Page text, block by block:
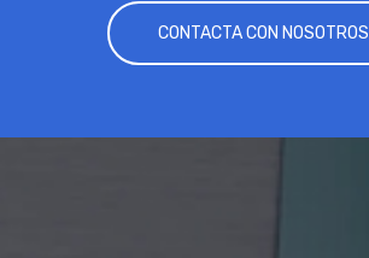
CONTACTA CON NOSOTROS